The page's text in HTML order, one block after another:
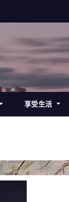
享受生活